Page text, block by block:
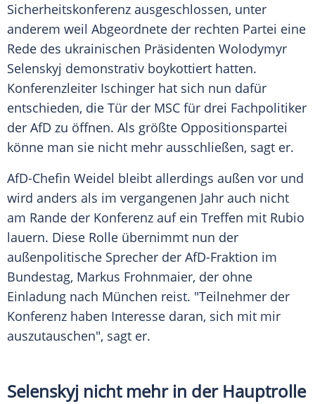
Sicherheitskonferenz ausgeschlossen, unter
anderem weil Abgeordnete der rechten Partei eine
Rede des ukrainischen Präsidenten Wolodymyr
Selenskyj demonstrativ boykottiert hatten.
Konferenzleiter Ischinger hat sich nun dafür
entschieden, die Tür der MSC für drei Fachpolitiker
der AfD zu öffnen. Als größte Oppositionspartei
könne man sie nicht mehr ausschließen, sagt er.
AfD-Chefin Weidel bleibt allerdings außen vor und
wird anders als im vergangenen Jahr auch nicht
am Rande der Konferenz auf ein Treffen mit Rubio
lauern. Diese Rolle übernimmt nun der
außenpolitische Sprecher der AfD-Fraktion im
Bundestag, Markus Frohnmaier, der ohne
Einladung nach München reist. "Teilnehmer der
Konferenz haben Interesse daran, sich mit mir
auszutauschen", sagt er.
Selenskyj nicht mehr in der Hauptrolle